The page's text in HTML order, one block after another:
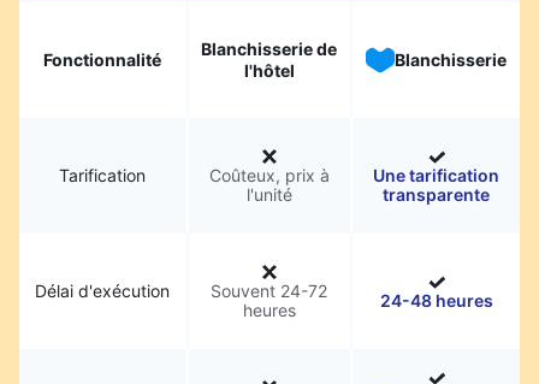
Fonctionnalité
Blanchisserie de
l'hôtel
Blanchisserie
Tarification
Coûteux, prix à
l'unité
Une tarification
transparente
Délai d'exécution
Souvent 24-72
heures
24-48 heures